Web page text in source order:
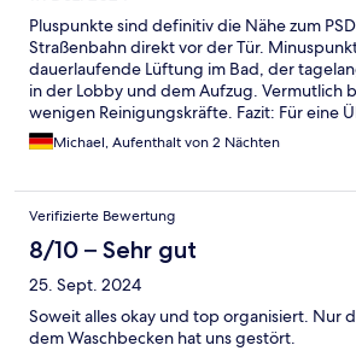
Pluspunkte sind definitiv die Nähe zum
Straßenbahn direkt vor der Tür.
dauerlaufende Lüftung im Bad, der
in der Lobby und dem Aufzug. Vermutlich
wenigen Reinigungskräfte. Fazit: Für eine
eine Veranstaltung im DOME zu besuchen,
Michael, Aufenthalt von 2 Nächten
Verifizierte Bewertung
8/10 – Sehr gut
25. Sept. 2024
Soweit alles okay und top organisiert. Nur
dem Waschbecken hat uns gestört.